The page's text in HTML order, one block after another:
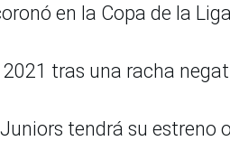
en la Copa de la
tras una racha
tendrá su estreno